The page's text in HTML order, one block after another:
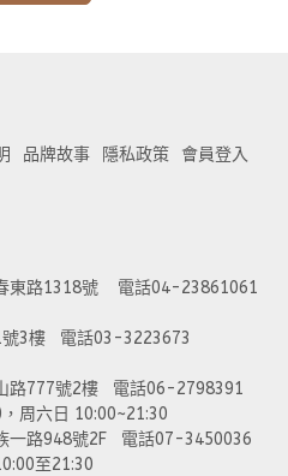
品牌故事 隱私政策
會員登入
東路1318號    電話04-23861061
3樓   電話03-3223673
路777號2樓   電話06-2798391
周六日 10:00~21:30
一路948號2F   電話07-3450036
至21:30